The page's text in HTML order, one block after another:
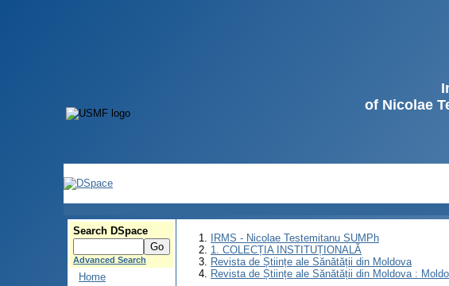
of Nicolae
Search DSpace
Advanced Search
Home
IRMS - Nicolae Testemitanu SUMPh
1. COLECȚIA INSTITUȚIONALĂ
Revista de Științe ale Sănătății din Moldova
Revista de Științe ale Sănătății din Moldova :